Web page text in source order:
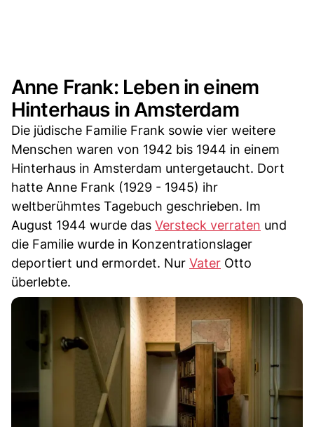
Anne Frank: Leben in einem
Hinterhaus in Amsterdam
Die jüdische Familie Frank sowie vier weitere
Menschen waren von 1942 bis 1944 in einem
Hinterhaus in Amsterdam untergetaucht. Dort
hatte Anne Frank (1929 - 1945) ihr
weltberühmtes Tagebuch geschrieben. Im
August 1944 wurde das Versteck verraten und
die Familie wurde in Konzentrationslager
deportiert und ermordet. Nur Vater Otto
überlebte.